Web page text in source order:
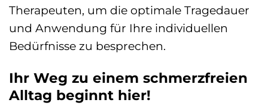
Therapeuten, um die optimale Tragedauer
und Anwendung für Ihre individuellen
Bedürfnisse zu besprechen.
Ihr Weg zu einem schmerzfreien
Alltag beginnt hier!